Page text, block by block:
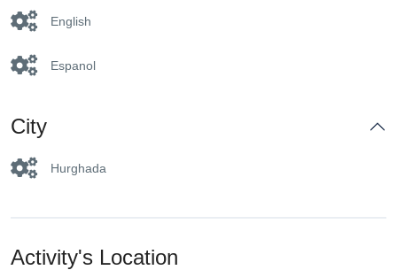
English
Espanol
City
Hurghada
Activity's Location